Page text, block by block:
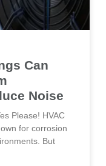
Can
Noise
Please! HVAC
for corrosion
But